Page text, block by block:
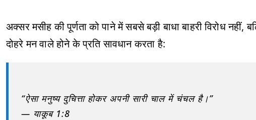
अक्सर मसीह की पूर्णता को पाने में सबसे बड़ी बाधा बाहरी विरोध नहीं,
दोहरे मन वाले होने के प्रति सावधान करता है:
“ऐसा मनुष्य दुचित्ता होकर अपनी सारी चाल में चंचल है।”
— याकूब 1:8